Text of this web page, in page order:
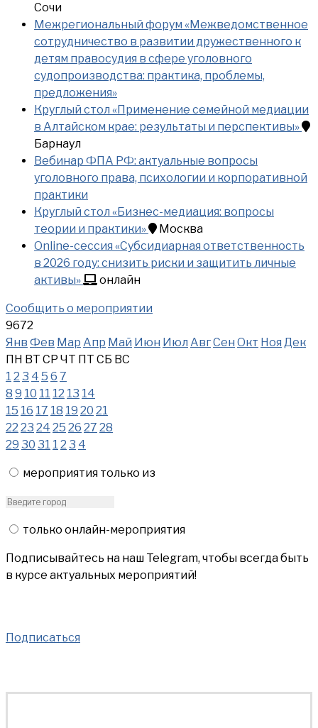
Сочи
Межрегиональный форум «Межведомственное
сотрудничество в развитии дружественного к
детям правосудия в сфере уголовного
судопроизводства: практика, проблемы,
предложения»
Круглый стол «Применение семейной медиации
в Алтайском крае: результаты и перспективы»
Барнаул
Вебинар ФПА РФ: актуальные вопросы
уголовного права, психологии и корпоративной
практики
Круглый стол «Бизнес-медиация: вопросы
теории и практики»
Москва
Online-сессия «Субсидиарная ответственность
в 2026 году: снизить риски и защитить личные
активы»
онлайн
Сообщить о мероприятии
9672
Янв Фев Мар Апр Май Июн Июл АвгСен Окт Ноя Дек
ПН ВТ СР ЧТ ПТ СБ ВС
1 2 3 4 5 6 7
8 9 10 11 12 13 14
15 16 17 18 19 20 21
22 23 24 25 26 27 28
29 30 31 1 2 3 4
мероприятия только из
только онлайн-мероприятия
Подписывайтесь на наш Telegram, чтобы всегда быть
в курсе актуальных мероприятий!
Подписаться